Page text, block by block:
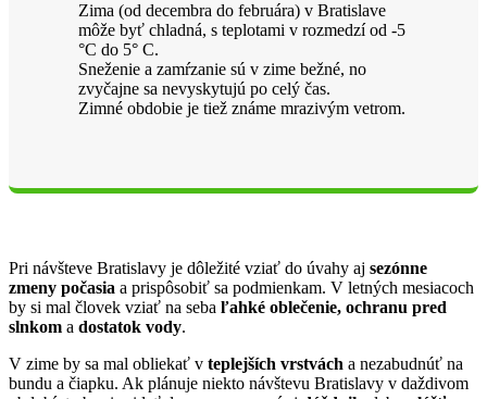
Zima (od decembra do februára) v Bratislave
môže byť chladná, s teplotami v rozmedzí od -5
°C do 5° C.
Sneženie a zamŕzanie sú v zime bežné, no
zvyčajne sa nevyskytujú po celý čas.
Zimné obdobie je tiež známe mrazivým vetrom.
Pri návšteve Bratislavy je dôležité vziať do úvahy aj sezónne
zmeny počasia a prispôsobiť sa podmienkam. V letných mesiacoch
by si mal človek vziať na seba ľahké oblečenie, ochranu pred
slnkom a dostatok vody.
V zime by sa mal obliekať v teplejších vrstvách a nezabudnúť na
bundu a čiapku. Ak plánuje niekto návštevu Bratislavy v daždivom